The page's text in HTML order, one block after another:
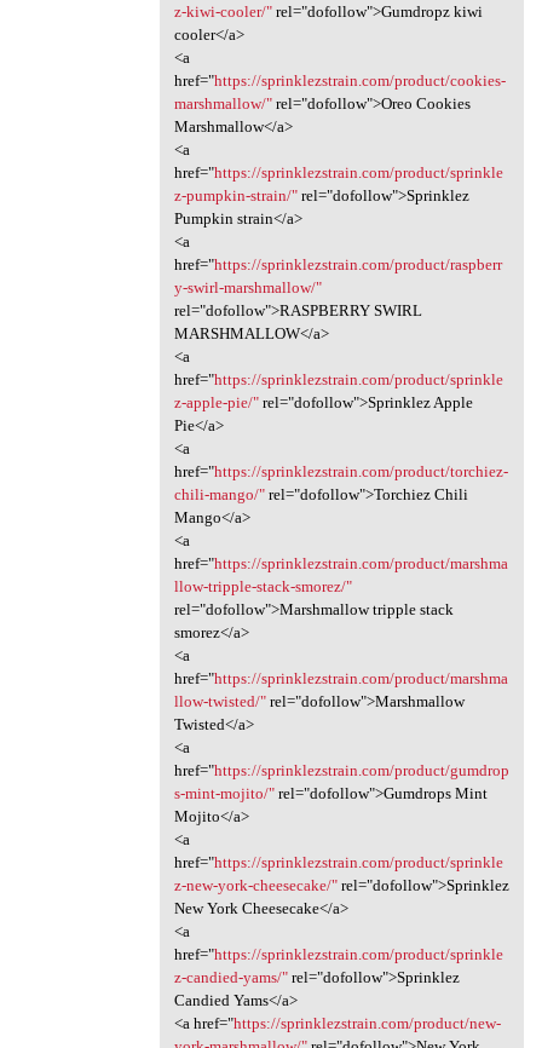
z-kiwi-cooler/"rel="dofollow">Gumdropz kiwi
cooler</a>
<a
href="https://sprinklezstrain.com/product/cookies-
marshmallow/"rel="dofollow">Oreo Cookies
Marshmallow</a>
<a
href="https://sprinklezstrain.com/product/sprinkle
z-pumpkin-strain/"rel="dofollow">Sprinklez
Pumpkin strain</a>
<a
href="https://sprinklezstrain.com/product/raspberr
y-swirl-marshmallow/"
rel="dofollow">RASPBERRY SWIRL
MARSHMALLOW</a>
<a
href="https://sprinklezstrain.com/product/sprinkle
z-apple-pie/"rel="dofollow">Sprinklez Apple
Pie</a>
<a
href="https://sprinklezstrain.com/product/torchiez-
chili-mango/"rel="dofollow">Torchiez Chili
Mango</a>
<a
href="https://sprinklezstrain.com/product/marshma
llow-tripple-stack-smorez/"
rel="dofollow">Marshmallow tripple stack
smorez</a>
<a
href="https://sprinklezstrain.com/product/marshma
llow-twisted/"rel="dofollow">Marshmallow
Twisted</a>
<a
href="https://sprinklezstrain.com/product/gumdrop
s-mint-mojito/"rel="dofollow">Gumdrops Mint
Mojito</a>
<a
href="https://sprinklezstrain.com/product/sprinkle
z-new-york-cheesecake/"rel="dofollow">Sprinklez
New York Cheesecake</a>
<a
href="https://sprinklezstrain.com/product/sprinkle
z-candied-yams/"rel="dofollow">Sprinklez
Candied Yams</a>
<a href="https://sprinklezstrain.com/product/new-